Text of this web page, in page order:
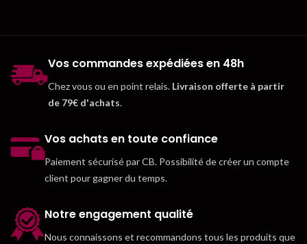
Vos commandes expédiées en 48h
Chez vous ou en point relais. Livraison offerte à partir
de 79€ d'achats.
Vos achats en toute confiance
Paiement sécurisé par CB. Possibilité de créer un compte
client pour gagner du temps.
Notre engagement qualité
Nous connaissons et recommandons tous les produits que